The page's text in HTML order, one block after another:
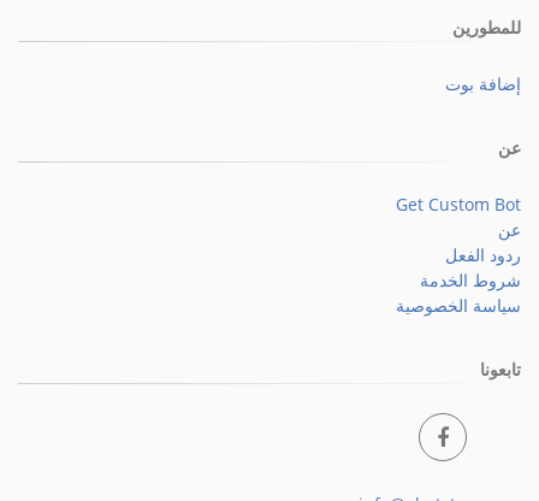
للمطورين
إضافة بوت
عن
Get Custom Bot
عن
ردود الفعل
شروط الخدمة
سياسة الخصوصية
تابعونا